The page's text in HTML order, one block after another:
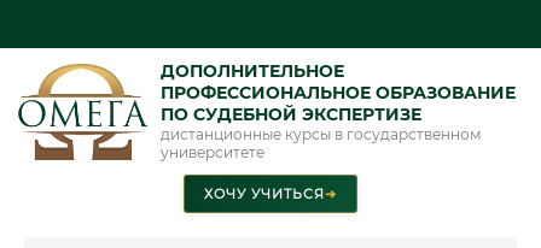
ДОПОЛНИТЕЛЬНОЕ
ПРОФЕССИОНАЛЬНОЕ ОБРАЗОВАНИЕ
ПО СУДЕБНОЙ ЭКСПЕРТИЗЕ
дистанционные курсы в государственном
университете
ХОЧУ УЧИТЬСЯ➜